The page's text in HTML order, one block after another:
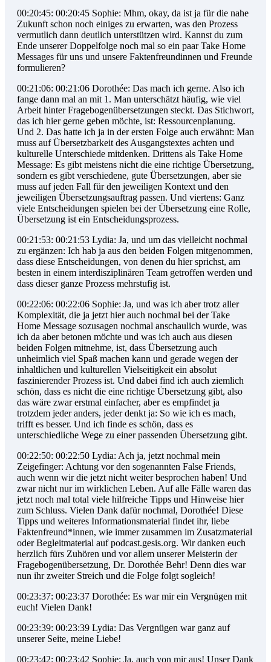
00:20:45: 00:20:45 Sophie: Mhm, okay, da ist ja für die nahe
Zukunft schon noch einiges zu erwarten, was den Prozess
vermutlich dann deutlich unterstützen wird. Kannst du zum
Ende unserer Doppelfolge noch mal so ein paar Take Home
Messages für uns und unsere Faktenfreundinnen und Freunde
formulieren?
00:21:06: 00:21:06 Dorothée: Das mach ich gerne. Also ich
fange dann mal an mit 1. Man unterschätzt häufig, wie viel
Arbeit hinter Fragebogenübersetzungen steckt. Das Stichwort,
das ich hier gerne geben möchte, ist: Ressourcenplanung.
Und 2. Das hatte ich ja in der ersten Folge auch erwähnt: Man
muss auf Übersetzbarkeit des Ausgangstextes achten und
kulturelle Unterschiede mitdenken. Drittens als Take Home
Message: Es gibt meistens nicht die eine richtige Übersetzung,
sondern es gibt verschiedene, gute Übersetzungen, aber sie
muss auf jeden Fall für den jeweiligen Kontext und den
jeweiligen Übersetzungsauftrag passen. Und viertens: Ganz
viele Entscheidungen spielen bei der Übersetzung eine Rolle,
Übersetzung ist ein Entscheidungsprozess.
00:21:53: 00:21:53 Lydia: Ja, und um das vielleicht nochmal
zu ergänzen: Ich hab ja aus den beiden Folgen mitgenommen,
dass diese Entscheidungen, von denen du hier sprichst, am
besten in einem interdisziplinären Team getroffen werden und
dass dieser ganze Prozess mehrstufig ist.
00:22:06: 00:22:06 Sophie: Ja, und was ich aber trotz aller
Komplexität, die ja jetzt hier auch nochmal bei der Take
Home Message sozusagen nochmal anschaulich wurde, was
ich da aber betonen möchte und was ich auch aus diesen
beiden Folgen mitnehme, ist, dass Übersetzung auch
unheimlich viel Spaß machen kann und gerade wegen der
inhaltlichen und kulturellen Vielseitigkeit ein absolut
faszinierender Prozess ist. Und dabei find ich auch ziemlich
schön, dass es nicht die eine richtige Übersetzung gibt, also
das wäre zwar erstmal einfacher, aber es empfindet ja
trotzdem jeder anders, jeder denkt ja: So wie ich es mach,
trifft es besser. Und ich finde es schön, dass es
unterschiedliche Wege zu einer passenden Übersetzung gibt.
00:22:50: 00:22:50 Lydia: Ach ja, jetzt nochmal mein
Zeigefinger: Achtung vor den sogenannten False Friends,
auch wenn wir die jetzt nicht weiter besprochen haben! Und
zwar nicht nur im wirklichen Leben. Auf alle Fälle waren das
jetzt noch mal total viele hilfreiche Tipps und Hinweise hier
zum Schluss. Vielen Dank dafür nochmal, Dorothée! Diese
Tipps und weiteres Informationsmaterial findet ihr, liebe
Faktenfreund*innen, wie immer zusammen im Zusatzmaterial
oder Begleitmaterial auf podcast.gesis.org. Wir danken euch
herzlich fürs Zuhören und vor allem unserer Meisterin der
Fragebogenübersetzung, Dr. Dorothée Behr! Denn dies war
nun ihr zweiter Streich und die Folge folgt sogleich!
00:23:37: 00:23:37 Dorothée: Es war mir ein Vergnügen mit
euch! Vielen Dank!
00:23:39: 00:23:39 Lydia: Das Vergnügen war ganz auf
unserer Seite, meine Liebe!
00:23:42: 00:23:42 Sophie: Ja, auch von mir aus! Unser Dank